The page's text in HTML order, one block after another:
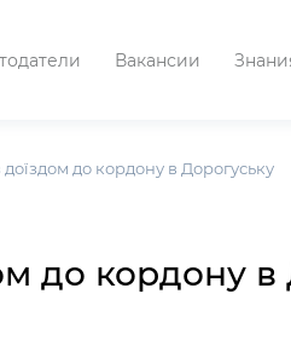
Вакансии
до кордону в Дорогуську
до кордону в